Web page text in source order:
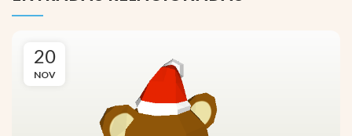
20
NOV